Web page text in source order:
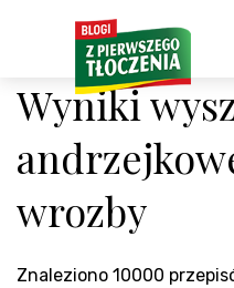
Wyniki
wrozby
Znaleziono 10000